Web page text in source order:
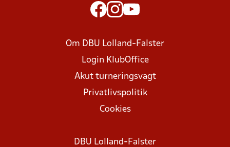
Om DBU Lolland-Falster
Login KlubOffice
Akut turneringsvagt
Privatlivspolitik
Cookies
DBU Lolland-Falster